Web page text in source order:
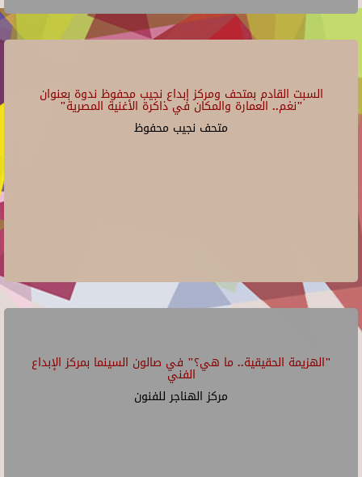
السبت القادم بمتحف ومركز إبداع نجيب محفوظ ندوة بعنوان
"نغم.. العمارة والمكان في ذاكرة الأغنية المصرية"
متحف نجيب محفوظ
"الهزيمة الحقيقية.. ما هي؟" في صالون السينما بمركز الإبداع
الفني
مركز الهناجر للفنون